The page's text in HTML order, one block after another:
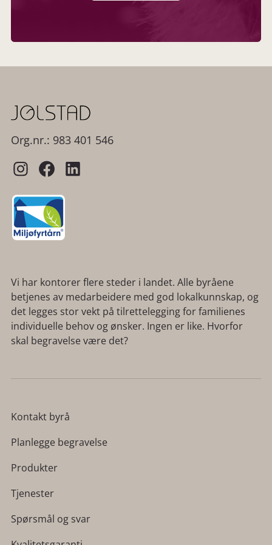
Org.nr.: 983 401 546
Vi har kontorer flere steder i landet. Alle byråene
betjenes av medarbeidere med god lokalkunnskap, og
det legges stor vekt på tilrettelegging for familienes
individuelle behov og ønsker. Ingen er like. Hvorfor
skal begravelse være det?
Kontakt byrå
Planlegge begravelse
Produkter
Tjenester
Spørsmål og svar